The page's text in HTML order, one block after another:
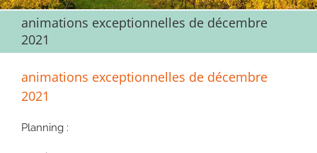
animations exceptionnelles de décembre
2021
animations exceptionnelles de décembre
2021
Planning :